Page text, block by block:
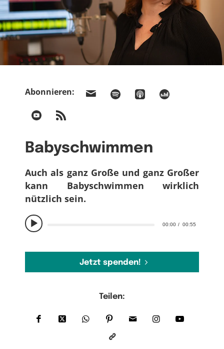
Abonnieren:
Babyschwimmen
00:00 00:55
Auch als ganz Große und ganz Großer
kann Babyschwimmen wirklich
nützlich sein.
Jetzt spenden!
Teilen: